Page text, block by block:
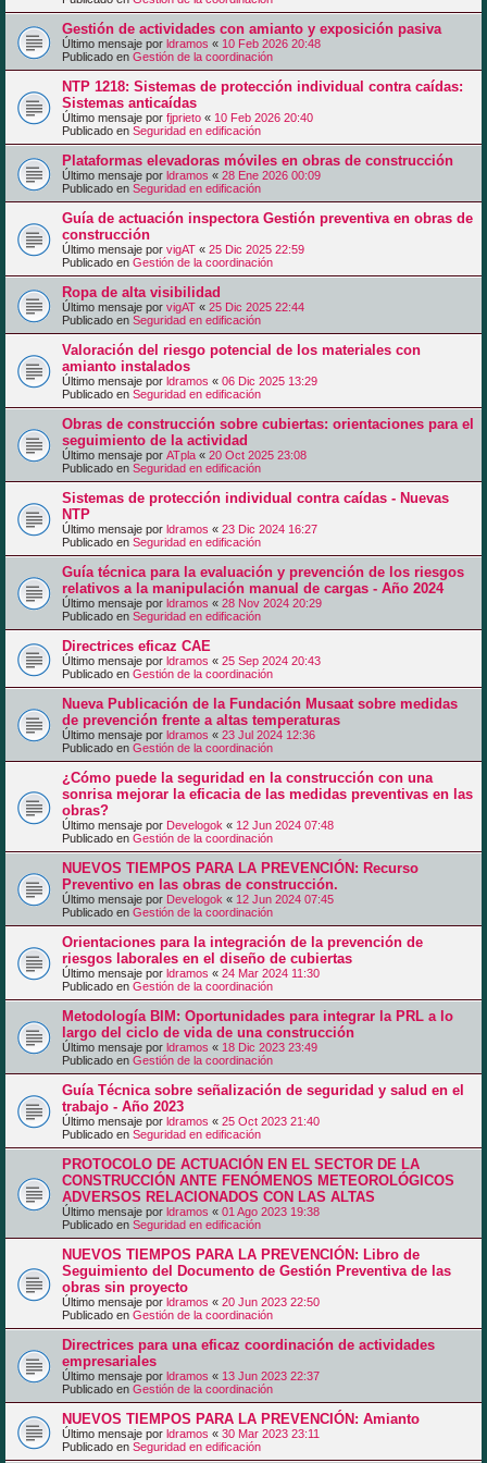
Gestión de actividades con amianto y exposición pasiva
Último mensaje por ldramos « 10 Feb 2026 20:48
Publicado en Gestión de la coordinación
NTP 1218: Sistemas de protección individual contra caídas:
Sistemas anticaídas
Último mensaje por fjprieto « 10 Feb 2026 20:40
Publicado en Seguridad en edificación
Plataformas elevadoras móviles en obras de construcción
Último mensaje por ldramos « 28 Ene 2026 00:09
Publicado en Seguridad en edificación
Guía de actuación inspectora Gestión preventiva en obras de
construcción
Último mensaje por vigAT « 25 Dic 2025 22:59
Publicado en Gestión de la coordinación
Ropa de alta visibilidad
Último mensaje por vigAT « 25 Dic 2025 22:44
Publicado en Seguridad en edificación
Valoración del riesgo potencial de los materiales con
amianto instalados
Último mensaje por ldramos « 06 Dic 2025 13:29
Publicado en Seguridad en edificación
Obras de construcción sobre cubiertas: orientaciones para el
seguimiento de la actividad
Último mensaje por ATpla « 20 Oct 2025 23:08
Publicado en Seguridad en edificación
Sistemas de protección individual contra caídas - Nuevas
NTP
Último mensaje por ldramos « 23 Dic 2024 16:27
Publicado en Seguridad en edificación
Guía técnica para la evaluación y prevención de los riesgos
relativos a la manipulación manual de cargas - Año 2024
Último mensaje por ldramos « 28 Nov 2024 20:29
Publicado en Seguridad en edificación
Directrices eficaz CAE
Último mensaje por ldramos « 25 Sep 2024 20:43
Publicado en Gestión de la coordinación
Nueva Publicación de la Fundación Musaat sobre medidas
de prevención frente a altas temperaturas
Último mensaje por ldramos « 23 Jul 2024 12:36
Publicado en Gestión de la coordinación
¿Cómo puede la seguridad en la construcción con una
sonrisa mejorar la eficacia de las medidas preventivas en las
obras?
Último mensaje por Develogok « 12 Jun 2024 07:48
Publicado en Gestión de la coordinación
NUEVOS TIEMPOS PARA LA PREVENCIÓN: Recurso
Preventivo en las obras de construcción.
Último mensaje por Develogok « 12 Jun 2024 07:45
Publicado en Gestión de la coordinación
Orientaciones para la integración de la prevención de
riesgos laborales en el diseño de cubiertas
Último mensaje por ldramos « 24 Mar 2024 11:30
Publicado en Gestión de la coordinación
Metodología BIM: Oportunidades para integrar la PRL a lo
largo del ciclo de vida de una construcción
Último mensaje por ldramos « 18 Dic 2023 23:49
Publicado en Gestión de la coordinación
Guía Técnica sobre señalización de seguridad y salud en el
trabajo - Año 2023
Último mensaje por ldramos « 25 Oct 2023 21:40
Publicado en Seguridad en edificación
PROTOCOLO DE ACTUACIÓN EN EL SECTOR DE LA
CONSTRUCCIÓN ANTE FENÓMENOS METEOROLÓGICOS
ADVERSOS RELACIONADOS CON LAS ALTAS
Último mensaje por ldramos « 01 Ago 2023 19:38
Publicado en Seguridad en edificación
NUEVOS TIEMPOS PARA LA PREVENCIÓN: Libro de
Seguimiento del Documento de Gestión Preventiva de las
obras sin proyecto
Último mensaje por ldramos « 20 Jun 2023 22:50
Publicado en Gestión de la coordinación
Directrices para una eficaz coordinación de actividades
empresariales
Último mensaje por ldramos « 13 Jun 2023 22:37
Publicado en Gestión de la coordinación
NUEVOS TIEMPOS PARA LA PREVENCIÓN: Amianto
Último mensaje por ldramos « 30 Mar 2023 23:11
Publicado en Seguridad en edificación